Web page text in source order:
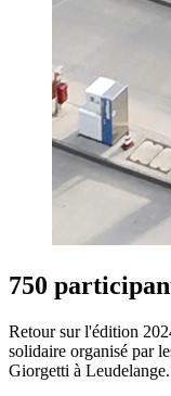
750
Retour sur l'édition
solidaire organisé par
Giorgetti à Leudelange.